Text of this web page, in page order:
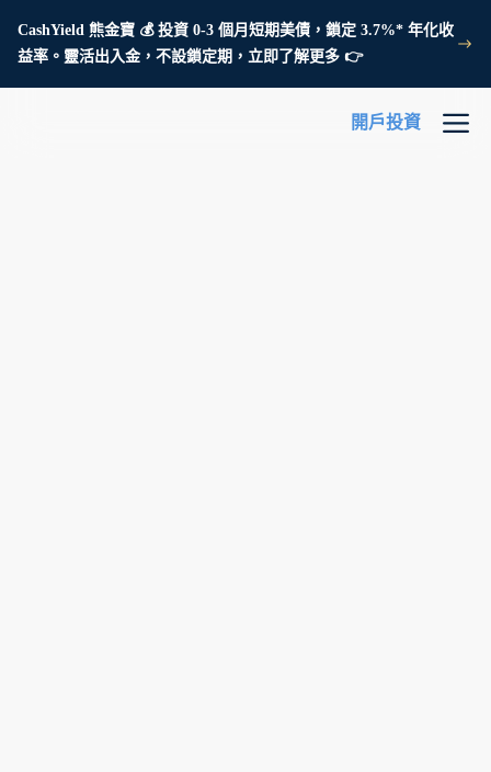
CashYield 熊金寶 💰 投資 0-3 個月短期美債，鎖定 3.7%* 年化收
益率。靈活出入金，不設鎖定期，立即了解更多 👉
開戶投資